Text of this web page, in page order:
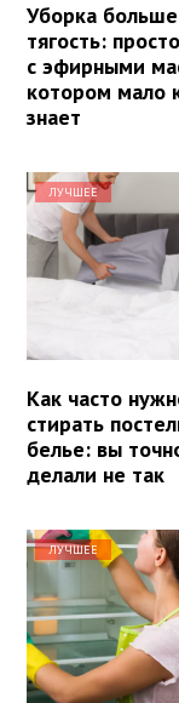
Уборка
тягость:
с эфирными
котором мало
знает
ЛУЧШЕЕ
Как часто
стирать
белье: вы
делали не так
ЛУЧШЕЕ